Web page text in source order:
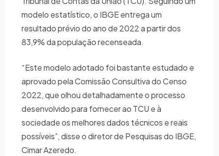
modelo estatístico, o IBGE entrega um
resultado prévio do ano de 2022 a partir dos
83,9% da população recenseada.
“Este modelo adotado foi bastante estudado e
aprovado pela Comissão Consultiva do Censo
2022, que olhou detalhadamente o processo
desenvolvido para fornecer ao TCU e à
sociedade os melhores dados técnicos e reais
possíveis”, disse o diretor de Pesquisas do IBGE,
Cimar Azeredo.